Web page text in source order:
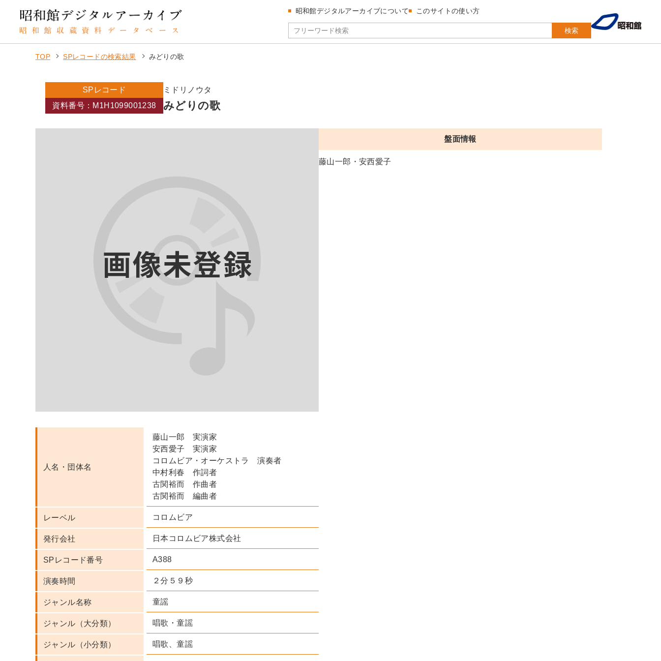
検索
昭和館デジタルアーカイブについて このサイトの使い方
TOP SPレコードの検索結果 みどりの歌
SPレコード
ミドリノウタ
資料番号：M1H1099001238
みどりの歌
盤面情報
藤山一郎・安西愛子
人名・団体名
藤山一郎 実演家
安西愛子 実演家
コロムビア・オーケストラ 演奏者
中村利春 作詞者
古関裕而 作曲者
古関裕而 編曲者
レーベル コロムビア
発行会社 日本コロムビア株式会社
SPレコード番号 A388
演奏時間 ２分５９秒
ジャンル名称 童謡
ジャンル（大分類） 唱歌・童謡
ジャンル（小分類） 唱歌、童謡